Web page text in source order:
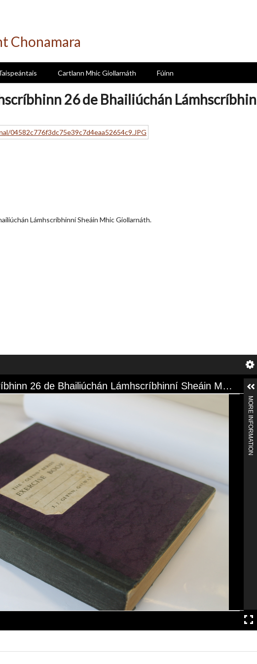
Chonamara
Cartlann Mhic Giollarnáth Fúinn
26 de Bhailiúchán
Lámhscríbhinní Sheáin Mhic Giollarnáth.
Grianghraf de Lámhscríbhinn 26 de Bhailiúchán Lámhscríbhinní Sheáin Mhic Giollarnáth.
MORE INFORMATION